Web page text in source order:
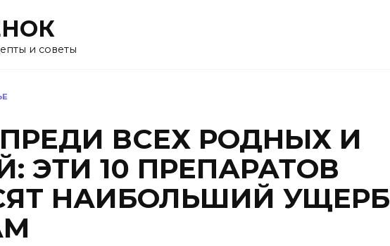
и советы
ВСЕХ РОДНЫХ И
ЭТИ 10 ПРЕПАРАТОВ
НАИБОЛЬШИЙ УЩЕРБ